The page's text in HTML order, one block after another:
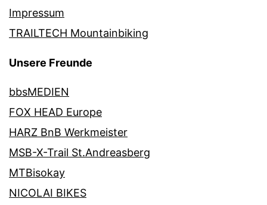
Impressum
TRAILTECH Mountainbiking
Unsere Freunde
bbsMEDIEN
FOX HEAD Europe
HARZ BnB Werkmeister
MSB-X-Trail St.Andreasberg
MTBisokay
NICOLAI BIKES